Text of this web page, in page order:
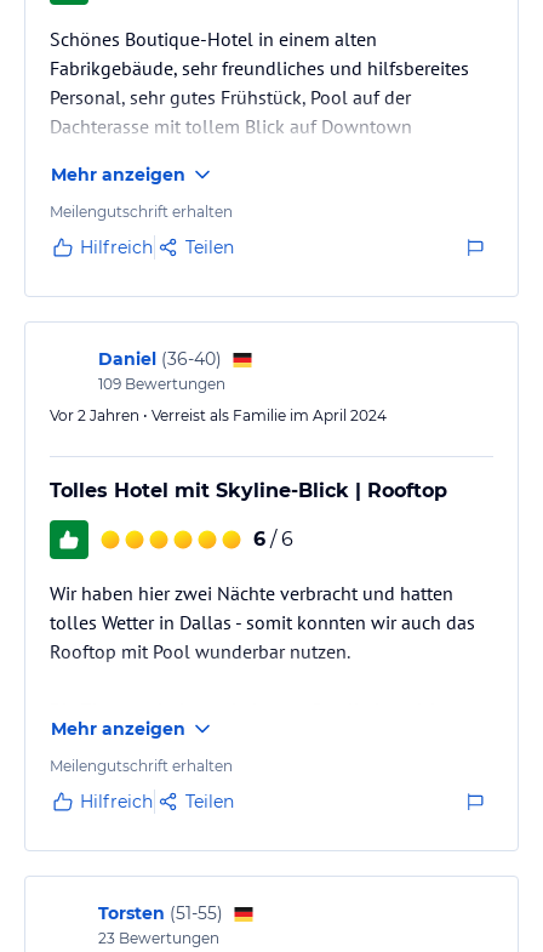
Schönes Boutique-Hotel in einem alten
Fabrikgebäude, sehr freundliches und hilfsbereites
Personal, sehr gutes Frühstück, Pool auf der
Dachterasse mit tollem Blick auf Downtown
Mehr anzeigen
Meilengutschrift erhalten
Hilfreich Teilen
Daniel (36-40)
109 Bewertungen
Vor 2 Jahren • Verreist als Familie im April 2024
Tolles Hotel mit Skyline-Blick | Rooftop
6 / 6
Wir haben hier zwei Nächte verbracht und hatten
tolles Wetter in Dallas - somit konnten wir auch das
Rooftop mit Pool wunderbar nutzen.
wir hatten ein Zimmer mit Skylineblick. Es gibt einen
Kühlschrank, Kaffeemaschine und Wasser.
Man zahlt zusätzlich eine sogenannte Resort-Gebühr.
Der Service war sehr gut - alle Mitarbeiter waren sehr
herzlich und bemüht - wir haben uns Wohlgefühlt.
Das Essen war ebenfalls lecker - und vom Preis völlig
in Ordnung! Wir können…
Mehr anzeigen
Meilengutschrift erhalten
Hilfreich Teilen
Torsten (51-55)
23 Bewertungen